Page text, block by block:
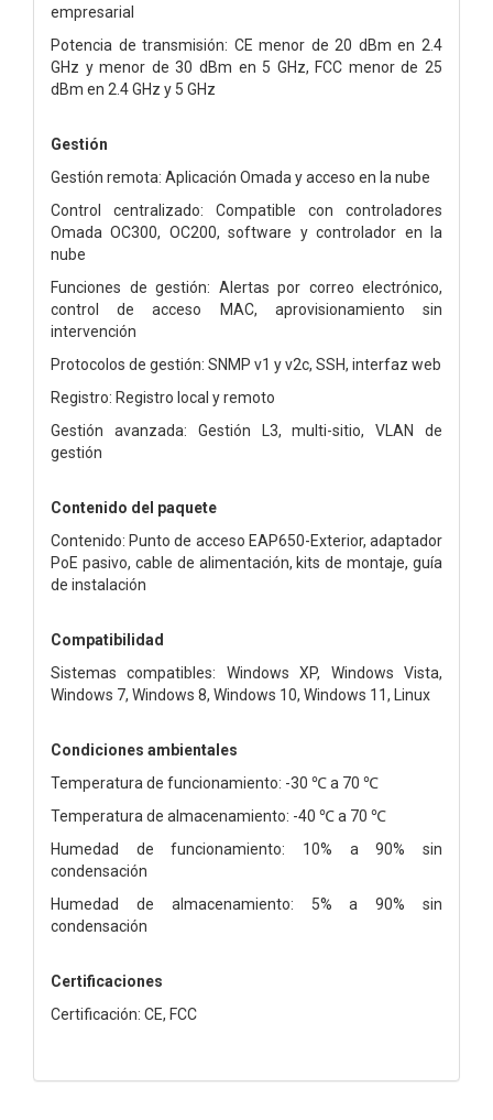
empresarial
Potencia de transmisión: CE menor de 20 dBm en 2.4
GHz y menor de 30 dBm en 5 GHz, FCC menor de 25
dBm en 2.4 GHz y 5 GHz
Gestión
Gestión remota: Aplicación Omada y acceso en la nube
Control centralizado: Compatible con controladores
Omada OC300, OC200, software y controlador en la
nube
Funciones de gestión: Alertas por correo electrónico,
control de acceso MAC, aprovisionamiento sin
intervención
Protocolos de gestión: SNMP v1 y v2c, SSH, interfaz web
Registro: Registro local y remoto
Gestión avanzada: Gestión L3, multi-sitio, VLAN de
gestión
Contenido del paquete
Contenido: Punto de acceso EAP650-Exterior, adaptador
PoE pasivo, cable de alimentación, kits de montaje, guía
de instalación
Compatibilidad
Sistemas compatibles: Windows XP, Windows Vista,
Windows 7, Windows 8, Windows 10, Windows 11, Linux
Condiciones ambientales
Temperatura de funcionamiento: -30 ℃ a 70 ℃
Temperatura de almacenamiento: -40 ℃ a 70 ℃
Humedad de funcionamiento: 10% a 90% sin
condensación
Humedad de almacenamiento: 5% a 90% sin
condensación
Certificaciones
Certificación: CE, FCC